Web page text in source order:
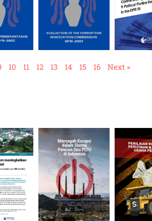
10 11 12 13 14 15 16 Next »